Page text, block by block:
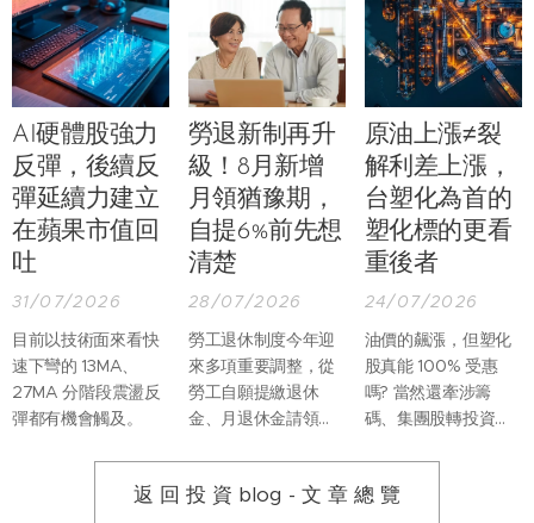
AI硬體股強力
反彈，後續反
彈延續力建立
在蘋果市值回
吐
31/07/2026
目前以技術面來看快
速下彎的 13MA、
27MA 分階段震盪反
彈都有機會觸及。
勞退新制再升
級！8月新增
月領猶豫期，
自提6%前先想
清楚
28/07/2026
勞工退休制度今年迎
來多項重要調整，從
勞工自願提繳退休
金、月退休金請領程
理，都有更完整的規
原油上漲≠裂
解利差上漲，
台塑化為首的
塑化標的更看
重後者
24/07/2026
油價的飆漲，但塑化
股真能 100% 受惠
嗎? 當然還牽涉籌
碼、集團股轉投資等
化股真正受惠的應該
返 回 投 資 blog - 文 章 總 覽